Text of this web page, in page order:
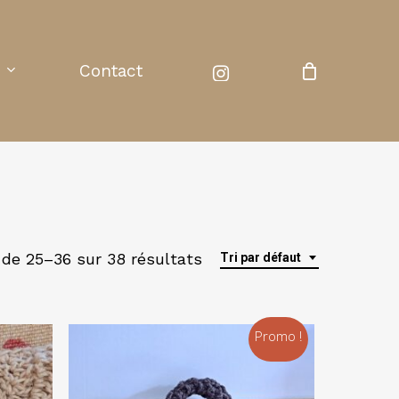
Contact instagram
Tri par défaut
25–36 sur 38 résultats
Promo !